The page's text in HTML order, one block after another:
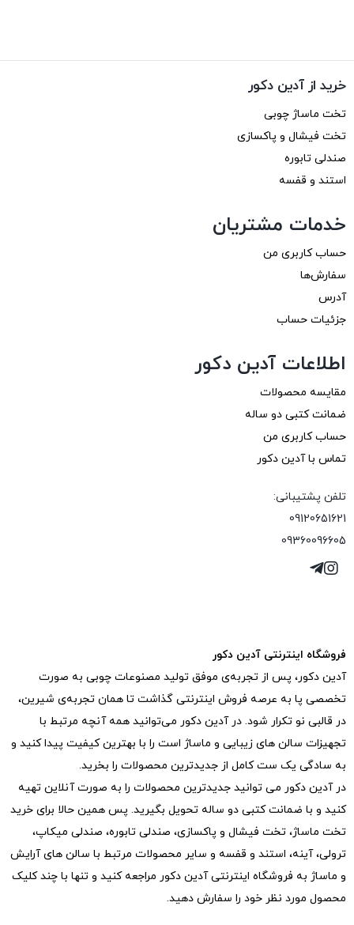
خرید از آدین دکور
تخت ماساژ چوبی
تخت فیشال و پاکسازی
صندلی تابوره
استند و قفسه
خدمات مشتریان
حساب کاربری من
سفارش‌ها
آدرس
جزئیات حساب
اطلاعات آدین دکور
مقایسه محصولات
ضمانت کتبی دو ساله
حساب کاربری من
تماس با آدین دکور
تلفن پشتیبانی:
09120651621
09360096605
فروشگاه اینترنتی آدین دکور
آدین دکور، پس از تجربه‌ی موفق تولید مصنوعات چوبی به صورت
تخصصی پا به عرصه فروش اینترنتی گذاشت تا همان تجربه‌ی شیرین،
در قالبی نو تکرار شود. در آدین دکور می‌توانید همه آنچه مرتبط با
تجهیزات سالن های زیبایی و ماساژ است را با بهترین کیفیت پیدا کنید و
به سادگی یک ست کامل از جدیدترین‌ محصولات را بخرید.
در آدین دکور می توانید جدیدترین محصولات را به صورت آنلاین تهیه
کنید و با ضمانت کتبی دو ساله تحویل بگیرید. پس همین حالا برای خرید
تخت ماساژ، تخت فیشال و پاکسازی، صندلی تابوره، صندلی میکاپ،
ترولی، آینه، استند و قفسه و سایر محصولات مرتبط با سالن های آرایش
و ماساژ به فروشگاه اینترنتی آدین دکور مراجعه کنید و تنها با چند کلیک
محصول مورد نظر خود را سفارش دهید.